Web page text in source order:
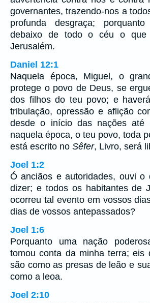
governantes, trazendo-nos a
profunda desgraça;
debaixo de todo o céu o
Jerusalém.
Daniel 12:1
Naquela época, Miguel, o
protege o povo de Deus, se
dos filhos do teu povo; e
tribulação, opressão e aflição
desde o início das nações até
naquela época, o teu povo, toda
está escrito no Sêfer, Livro, será
Joel 1:2
Ó anciãos e autoridades, ouvi o
dizer; e todos os habitantes de
ocorreu tal evento em vossos
dias de vossos antepassados?
Joel 1:6
Porquanto uma nação
tomou conta da minha terra; eis
são como as presas de leão e
como a leoa.
Joel 2:10